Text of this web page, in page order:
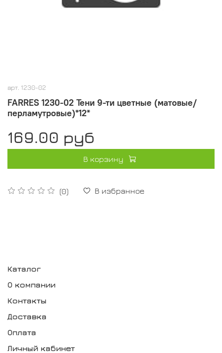
арт. 1230-02
FARRES 1230-02 Тени 9-ти цветные (матовые/
перламутровые)*12*
(0) В избранное
169.00 руб
В корзину
Каталог
О компании
Контакты
Доставка
Оплата
Личный кабинет